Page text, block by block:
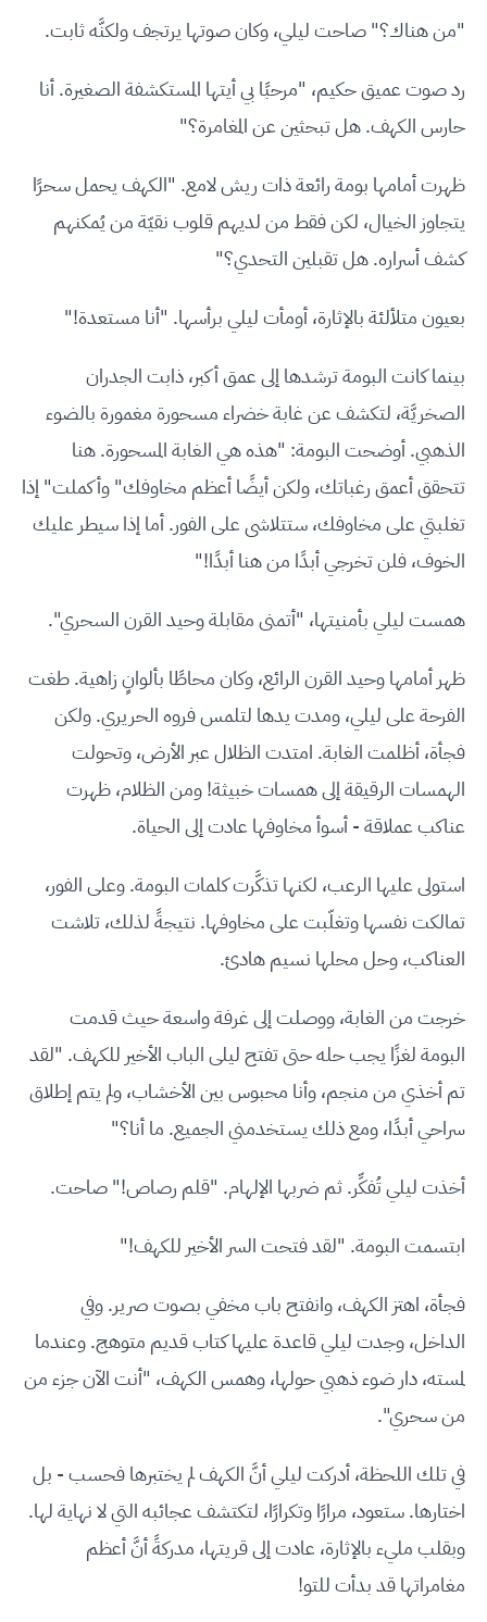
"من هناك؟" صاحت ليلي، وكان صوتها يرتجف ولكنَّه ثابت.
رد صوت عميق حكيم، "مرحبًا بي أيتها المستكشفة الصغيرة. أنا
حارس الكهف. هل تبحثين عن المغامرة؟"
ظهرت أمامها بومة رائعة ذات ريش لامع. "الكهف يحمل سحرًا
يتجاوز الخيال، لكن فقط من لديهم قلوب نقيّة من يُمكنهم
كشف أسراره. هل تقبلين التحدي؟"
بعيون متلألئة بالإثارة، أومأت ليلي برأسها. "أنا مستعدة!"
بينما كانت البومة ترشدها إلى عمق أكبر، ذابت الجدران
الصخريَّة، لتكشف عن غابة خضراء مسحورة مغمورة بالضوء
الذهبي. أوضحت البومة: "هذه هي الغابة المسحورة. هنا
تتحقق أعمق رغباتك، ولكن أيضًا أعظم مخاوفك" وأكملت" إذا
تغلبتي على مخاوفك، ستتلاشى على الفور. أما إذا سيطر عليك
الخوف، فلن تخرجي أبدًا من هنا أبدًا!"
همست ليلي بأمنيتها، "أتمنى مقابلة وحيد القرن السحري".
ظهر أمامها وحيد القرن الرائع، وكان محاطًا بألوانٍ زاهية. طغت
الفرحة على ليلي، ومدت يدها لتلمس فروه الحريري. ولكن
فجأة، أظلمت الغابة. امتدت الظلال عبر الأرض، وتحولت
الهمسات الرقيقة إلى همسات خبيثة! ومن الظلام، ظهرت
عناكب عملاقة - أسوأ مخاوفها عادت إلى الحياة.
استولى عليها الرعب، لكنها تذكَّرت كلمات البومة. وعلى الفور،
تمالكت نفسها وتغلّبت على مخاوفها. نتيجةً لذلك، تلاشت
العناكب، وحل محلها نسيم هادئ.
خرجت من الغابة، ووصلت إلى غرفة واسعة حيث قدمت
البومة لغزًا يجب حله حتى تفتح ليلى الباب الأخير للكهف. "لقد
تم أخذي من منجم، وأنا محبوس بين الأخشاب، ولم يتم إطلاق
سراحي أبدًا، ومع ذلك يستخدمني الجميع. ما أنا؟"
أخذت ليلي تُفكِّر. ثم ضربها الإلهام. "قلم رصاص!" صاحت.
ابتسمت البومة. "لقد فتحت السر الأخير للكهف!"
فجأة، اهتز الكهف، وانفتح باب مخفي بصوت صرير. وفي
الداخل، وجدت ليلي قاعدة عليها كتاب قديم متوهج. وعندما
لمسته، دار ضوء ذهبي حولها، وهمس الكهف، "أنت الآن جزء من
من سحري".
في تلك اللحظة، أدركت ليلي أنَّ الكهف لم يختبرها فحسب - بل
اختارها. ستعود، مرارًا وتكرارًا، لتكتشف عجائبه التي لا نهاية لها.
وبقلب مليء بالإثارة، عادت إلى قريتها، مدركةً أنَّ أعظم
مغامراتها قد بدأت للتو!